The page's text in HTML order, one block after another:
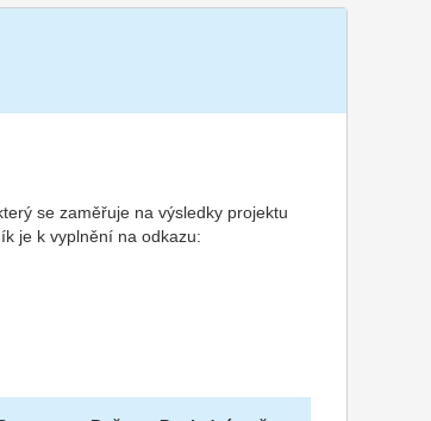
se zaměřuje na výsledky projektu
je k vyplnění na odkazu: